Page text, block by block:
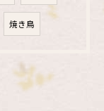
焼き鳥